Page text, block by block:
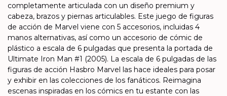
completamente articulada con un diseño premium y
cabeza, brazos y piernas articulables. Este juego de figuras
de acción de Marvel viene con 5 accesorios, incluidas 4
manos alternativas, así como un accesorio de cómic de
plástico a escala de 6 pulgadas que presenta la portada de
Ultimate Iron Man #1 (2005). La escala de 6 pulgadas de las
figuras de acción Hasbro Marvel las hace ideales para posar
y exhibir en las colecciones de los fanáticos. Reimagina
escenas inspiradas en los cómics en tu estante con las